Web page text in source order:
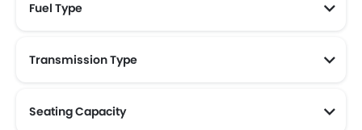
Fuel Type
Transmission Type
Seating Capacity